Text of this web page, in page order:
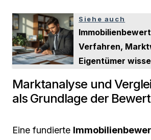
Siehe auch
Verfahren,
Eigentümer
Marktanalyse und
als Grundlage der
Eine fundierte